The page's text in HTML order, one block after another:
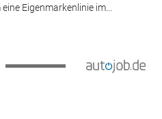
Eigenmarkenlinie im...